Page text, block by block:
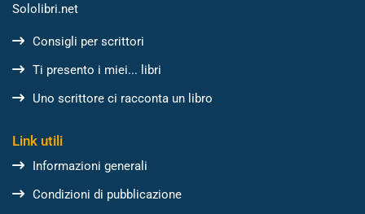
Sololibri.net
Consigli per scrittori
Ti presento i miei... libri
Uno scrittore ci racconta un libro
Link utili
Informazioni generali
Condizioni di pubblicazione